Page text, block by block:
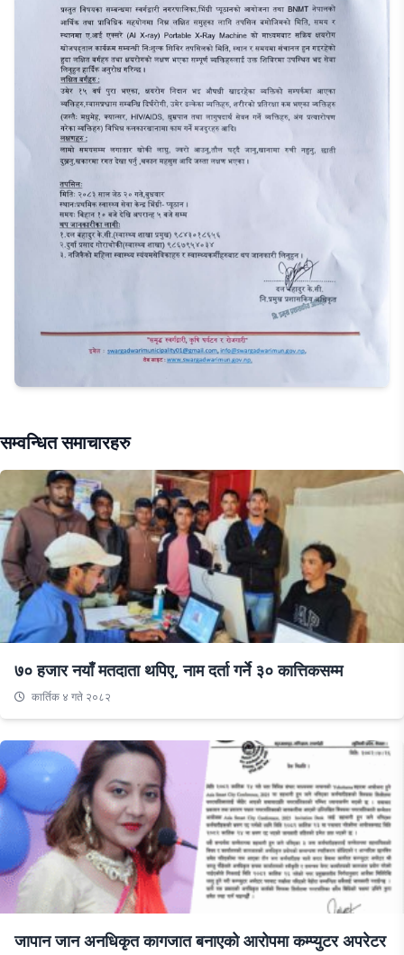
सम्वन्धित समाचारहरु
७० हजार नयाँ मतदाता थपिए, नाम दर्ता गर्ने ३० कात्तिकसम्म
कार्तिक ४ गते २०८२
जापान जान अनधिकृत कागजात बनाएको आरोपमा कम्प्युटर अपरेटर